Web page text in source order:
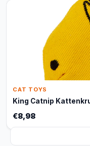
CAT TOYS
King Catnip
€8,98